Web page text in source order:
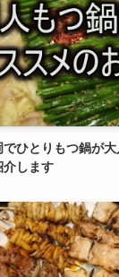
でひとりもつ鍋が
介します